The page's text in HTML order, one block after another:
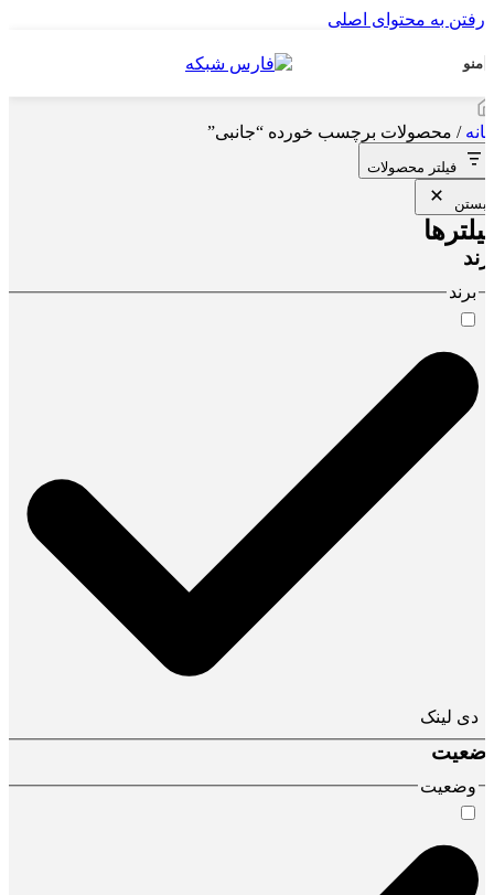
رفتن به محتوای اصلی
منو
/ محصولات برچسب خورده “جانبی”
فیلتر محصولات
بستن
برند
دی لینک
وضعیت